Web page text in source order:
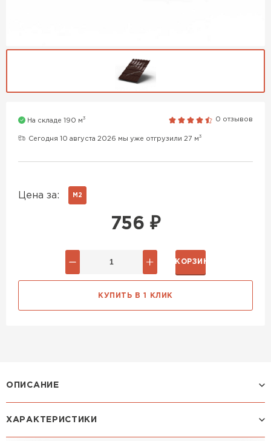
На складе 190 м3 0 отзывов
Сегодня 10 августа 2026 мы уже отгрузили 27 м3
Цена за: М2
756 ₽
В КОРЗИНУ
КУПИТЬ В 1 КЛИК
ОПИСАНИЕ
Профиль ЛАМОНТЕРРА XL:
ХАРАКТЕРИСТИКИ